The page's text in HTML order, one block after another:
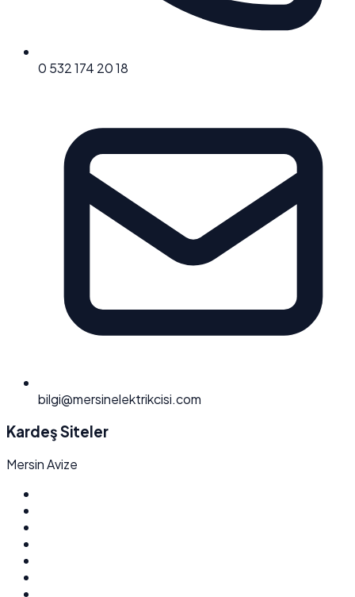
0 532 174 20 18
bilgi@mersinelektrikcisi.com
Kardeş Siteler
Mersin Avize